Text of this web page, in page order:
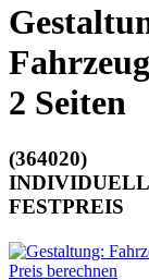
2 Seiten
(364020)
FESTPREIS